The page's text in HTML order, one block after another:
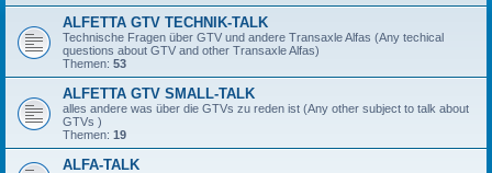
ALFETTA GTV TECHNIK-TALK
Technische Fragen über GTV und andere Transaxle Alfas (Any techical
questions about GTV and other Transaxle Alfas)
Themen: 53
ALFETTA GTV SMALL-TALK
alles andere was über die GTVs zu reden ist (Any other subject to talk about
GTVs )
Themen: 19
ALFA-TALK